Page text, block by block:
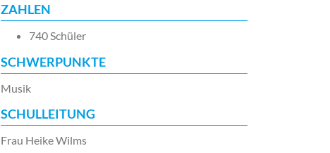
ZAHLEN
740 Schüler
SCHWERPUNKTE
Musik
SCHULLEITUNG
Frau Heike Wilms